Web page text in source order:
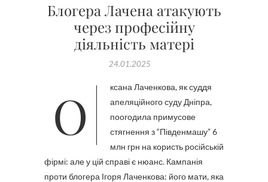
Блогера Лачена атакують
через професійну
діяльність матері
24.01.2025
Оксана Лаченкова, як суддя
апеляційного суду Дніпра,
поогодила примусове
стягнення з “Південмашу” 6
млн грн на користь російській
фірмі: але у цій справі є нюанс. Кампанія
проти блогера Ігоря Лаченкова: його мати, яка